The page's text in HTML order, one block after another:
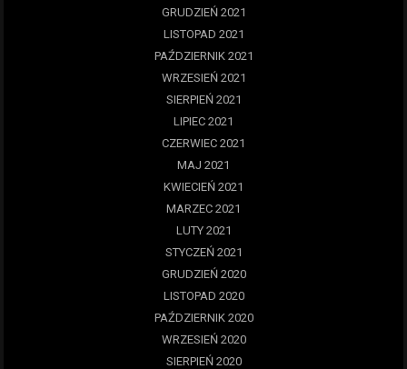
GRUDZIEŃ 2021
LISTOPAD 2021
PAŹDZIERNIK 2021
WRZESIEŃ 2021
SIERPIEŃ 2021
LIPIEC 2021
CZERWIEC 2021
MAJ 2021
KWIECIEŃ 2021
MARZEC 2021
LUTY 2021
STYCZEŃ 2021
GRUDZIEŃ 2020
LISTOPAD 2020
PAŹDZIERNIK 2020
WRZESIEŃ 2020
SIERPIEŃ 2020